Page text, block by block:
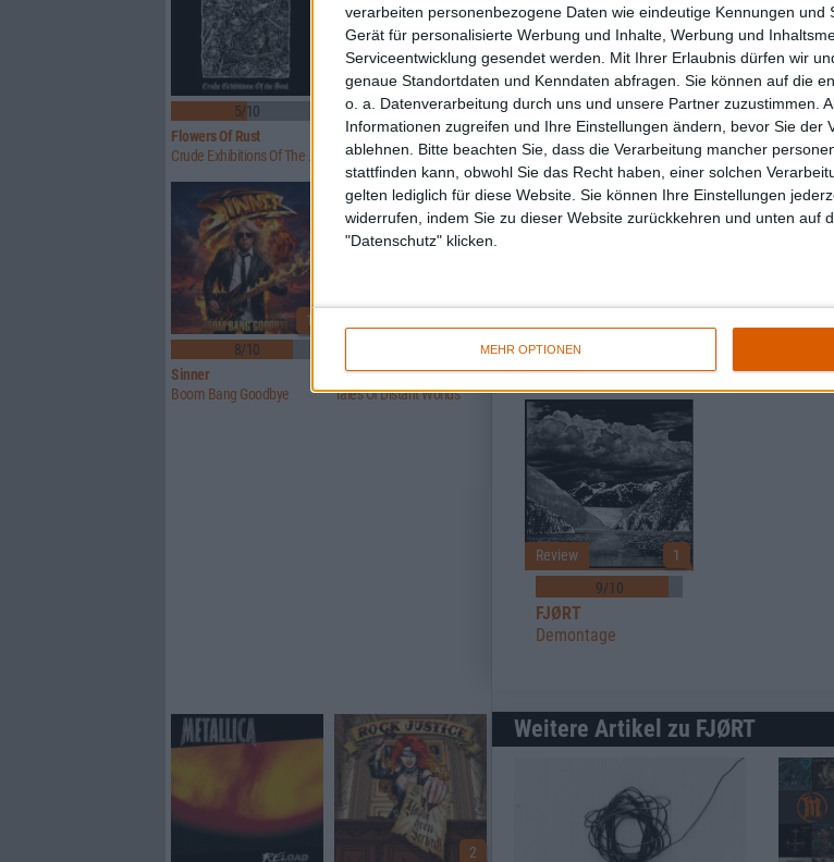
verarbeiten personenbezogene Daten wie eindeutige Kennungen und
Gerät für personalisierte Werbung und Inhalte, Werbung und
Serviceentwicklung gesendet werden.
Mit Ihrer Erlaubnis dürfen wir
genaue Standortdaten und Kenndaten abfragen. Sie können auf die
o. a. Datenverarbeitung durch uns und unsere Partner zuzustimmen.
Informationen zugreifen und Ihre Einstellungen ändern, bevor Sie der
ablehnen.
Bitte beachten Sie, dass die Verarbeitung mancher
stattfinden kann, obwohl Sie das Recht haben, einer solchen
gelten lediglich für diese Website. Sie können Ihre Einstellungen
widerrufen, indem Sie zu dieser Website zurückkehren und unten auf
"Datenschutz" klicken.
MEHR OPTIONEN
Alben von FJØRT
9/10
FJØRT
nichts
9/10
FJØRT
9/10
Review
FJØRT
1
Demontage
Weitere Artikel zu FJØRT
5/10
Flowers Of Rust
8/10
Xandria
Eclipse
1
8/10
Sinner
Boom Bang Goodbye
Crusade Of Bards
Tales Of Distant Worlds
2